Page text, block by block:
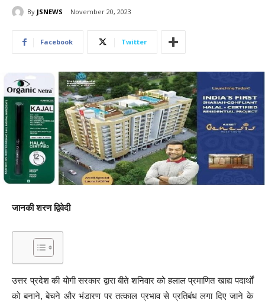
By JSNEWS November 20, 2023
Facebook Twitter
जानकी शरण द्विवेदी
उत्तर प्रदेश की योगी सरकार द्वारा बीते शनिवार को हलाल प्रमाणित खाद्य पदार्थों
को बनाने, बेचने और भंडारण पर तत्काल प्रभाव से प्रतिबंध लगा दिए जाने के